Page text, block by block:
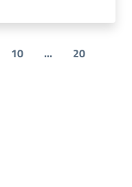
10 ... 20